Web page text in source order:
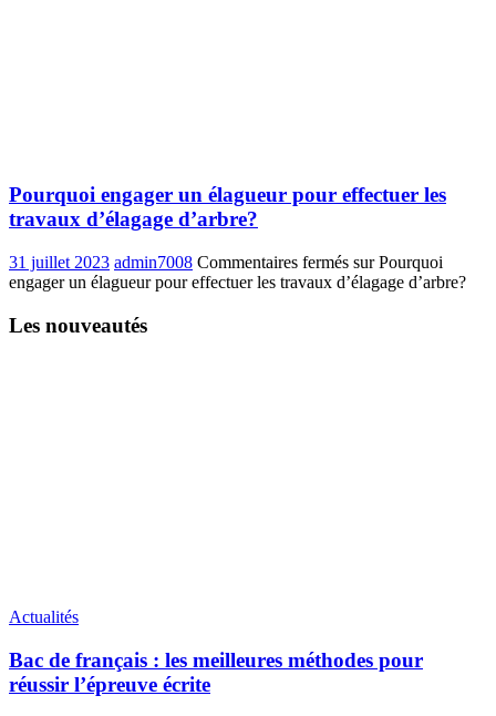
Pourquoi engager un élagueur pour effectuer les
travaux d’élagage d’arbre?
31 juillet 2023 admin7008 Commentaires fermés sur Pourquoi
engager un élagueur pour effectuer les travaux d’élagage d’arbre?
Les nouveautés
Actualités
Bac de français : les meilleures méthodes pour
réussir l’épreuve écrite